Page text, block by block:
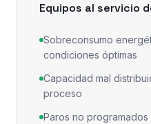
Equipos al servicio
Sobreconsumo
condiciones óptimas
Capacidad mal
proceso
Paros no